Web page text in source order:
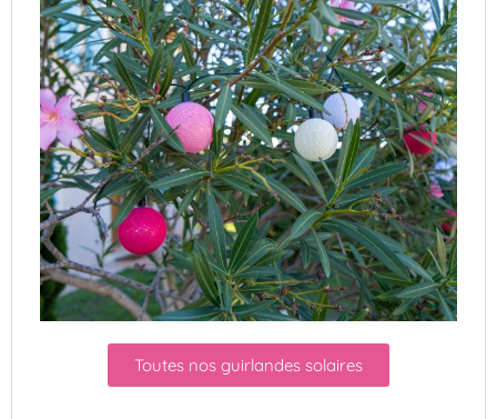
Toutes nos guirlandes solaires